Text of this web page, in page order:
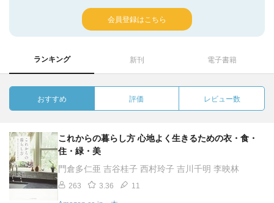
会員登録はこちら
ランキング 新刊 電子書籍
おすすめ 評価 レビュー数
これからの暮らし方 心地よく生きるための衣・食・
住・緑・美
門倉多仁亜 吉谷桂子 西村玲子 吉川千明 李映林
263 3.36 11